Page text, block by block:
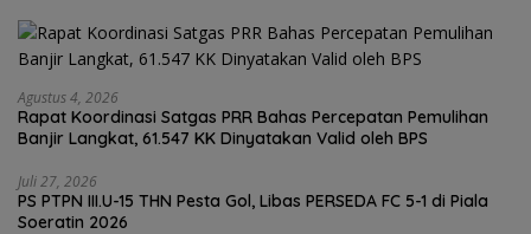
Agustus 4, 2026
Rapat Koordinasi Satgas PRR Bahas Percepatan Pemulihan
Banjir Langkat, 61.547 KK Dinyatakan Valid oleh BPS
Juli 27, 2026
PS PTPN III.U-15 THN Pesta Gol, Libas PERSEDA FC 5-1 di Piala
Soeratin 2026